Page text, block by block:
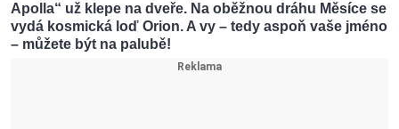
Apolla“ už klepe na dveře. Na oběžnou dráhu Měsíce se
vydá kosmická loď Orion. A vy – tedy aspoň vaše jméno
– můžete být na palubě!